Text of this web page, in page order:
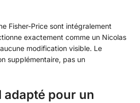
Fisher-Price sont intégralement
exactement comme un Nicolas
modification visible. Le
supplémentaire, pas un
adapté pour un